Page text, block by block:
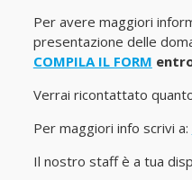
Per avere maggiori
presentazione delle
COMPILA IL FORM
Verrai ricontattato
Per maggiori info scrivi a:
Il nostro staff è a tua